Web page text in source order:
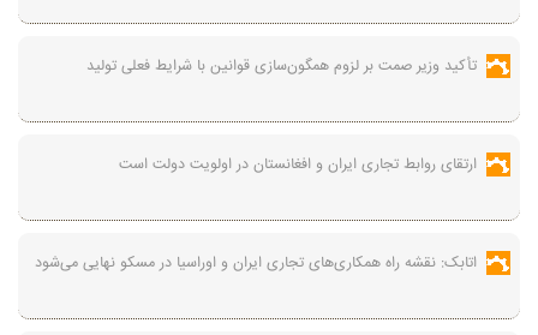
تأکید وزیر صمت بر لزوم همگون‌سازی قوانین با شرایط فعلی تولید
ارتقای روابط تجاری ایران و افغانستان در اولویت دولت است
اتابک: نقشه راه همکاری‌های تجاری ایران و اوراسیا در مسکو نهایی می‌شود